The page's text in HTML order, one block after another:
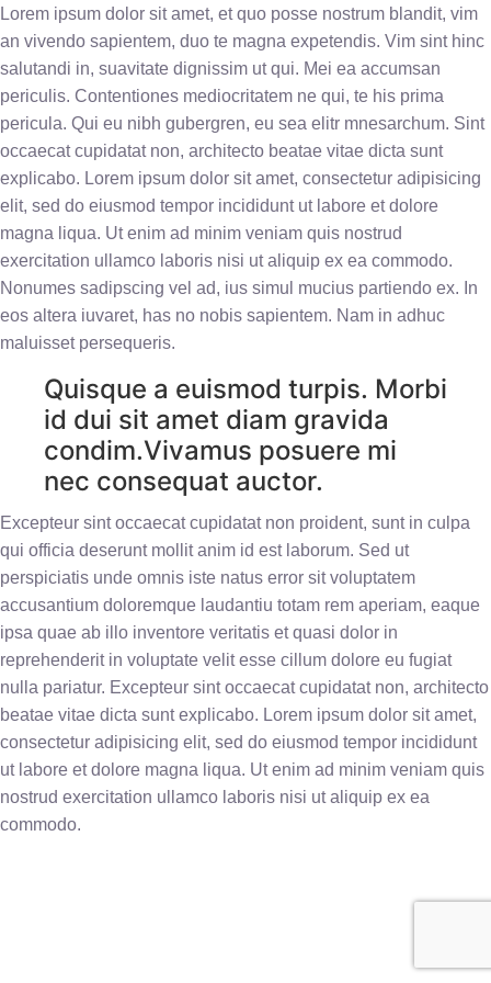
Lorem ipsum dolor sit amet, et quo posse nostrum blandit, vim
an vivendo sapientem, duo te magna expetendis. Vim sint hinc
salutandi in, suavitate dignissim ut qui. Mei ea accumsan
periculis. Contentiones mediocritatem ne qui, te his prima
pericula. Qui eu nibh gubergren, eu sea elitr mnesarchum. Sint
occaecat cupidatat non, architecto beatae vitae dicta sunt
explicabo. Lorem ipsum dolor sit amet, consectetur adipisicing
elit, sed do eiusmod tempor incididunt ut labore et dolore
magna liqua. Ut enim ad minim veniam quis nostrud
exercitation ullamco laboris nisi ut aliquip ex ea commodo.
Nonumes sadipscing vel ad, ius simul mucius partiendo ex. In
eos altera iuvaret, has no nobis sapientem. Nam in adhuc
maluisset persequeris.
Quisque a euismod turpis. Morbi
id dui sit amet diam gravida
condim.Vivamus posuere mi
nec consequat auctor.
Excepteur sint occaecat cupidatat non proident, sunt in culpa
qui officia deserunt mollit anim id est laborum. Sed ut
perspiciatis unde omnis iste natus error sit voluptatem
accusantium doloremque laudantiu totam rem aperiam, eaque
ipsa quae ab illo inventore veritatis et quasi dolor in
reprehenderit in voluptate velit esse cillum dolore eu fugiat
nulla pariatur. Excepteur sint occaecat cupidatat non, architecto
beatae vitae dicta sunt explicabo. Lorem ipsum dolor sit amet,
consectetur adipisicing elit, sed do eiusmod tempor incididunt
ut labore et dolore magna liqua. Ut enim ad minim veniam quis
nostrud exercitation ullamco laboris nisi ut aliquip ex ea
commodo.